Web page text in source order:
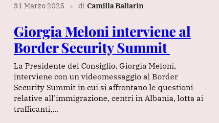
31 Marzo 2025 ∎ di Camilla Ballarin
Giorgia Meloni interviene al
Border Security Summit
La Presidente del Consiglio, Giorgia Meloni,
interviene con un videomessaggio al Border
Security Summit in cui si affrontano le questioni
relative all’immigrazione, centri in Albania, lotta ai
trafficanti,…